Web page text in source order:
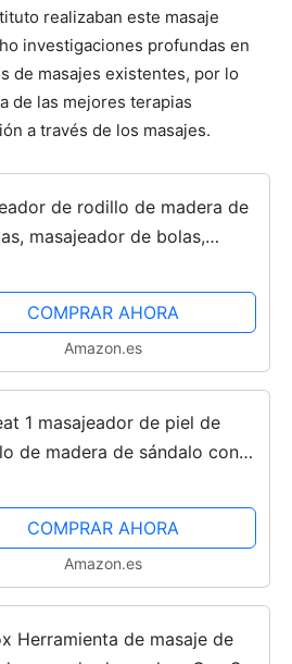
realizaban este masaje
investigaciones profundas en
de masajes existentes, por lo
de las mejores terapias
a través de los masajes.
de rodillo de madera de
masajeador de bolas,
muscular para adultos
COMPRAR AHORA
Amazon.es
1 masajeador de piel de
de madera de sándalo con
herramienta de madera de
para...
COMPRAR AHORA
Amazon.es
Herramienta de masaje de